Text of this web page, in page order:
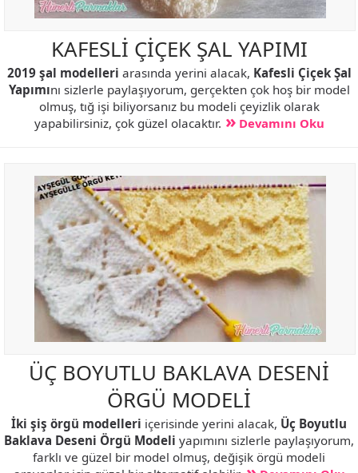
KAFESLİ ÇİÇEK ŞAL YAPIMI
2019 şal modelleri arasında yerini alacak, Kafesli Çiçek Şal
Yapımını sizlerle paylaşıyorum, gerçekten çok hoş bir model
olmuş, tığ işi biliyorsanız bu modeli çeyizlik olarak
yapabilirsiniz, çok güzel olacaktır.
Devamını Oku
ÜÇ BOYUTLU BAKLAVA DESENİ
ÖRGÜ MODELİ
İki şiş örgü modelleri içerisinde yerini alacak, Üç Boyutlu
Baklava Deseni Örgü Modeli yapımını sizlerle paylaşıyorum,
farklı ve güzel bir model olmuş, değişik örgü modeli